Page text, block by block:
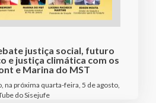
justiça social, futuro
e justiça climática com os
e Marina do MST
na próxima quarta-feira, 5 de agosto,
do Sisejufe